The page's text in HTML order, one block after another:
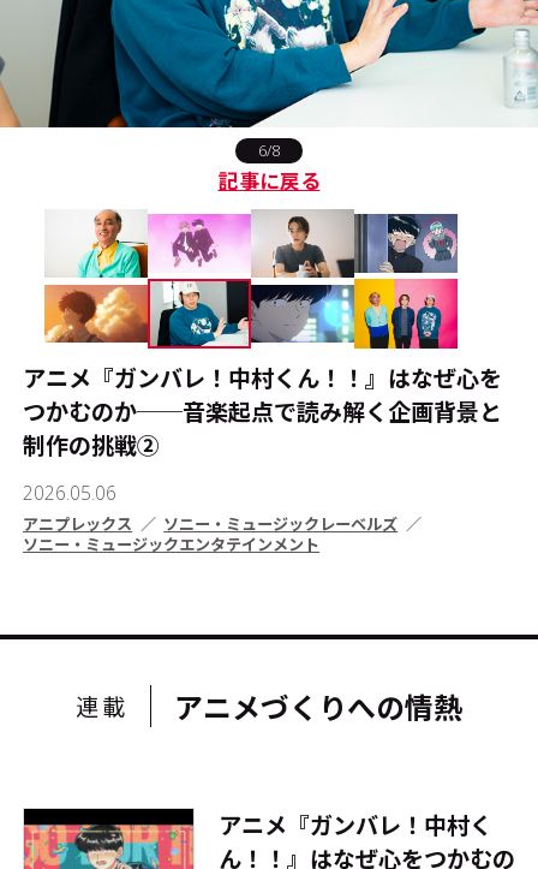
#エンタメ業界のちょっといい話
#リクルート
運営会社 プライバシーポリシー
本サイトご利用にあたって
6/8
記事に戻る
アニメ『ガンバレ！中村くん！！』はなぜ心を
つかむのか──音楽起点で読み解く企画背景と
制作の挑戦②
2026.05.06
アニプレックス
ソニー・ミュージックレーベルズ
ソニー・ミュージックエンタテインメント
連載 アニメづくりへの情熱
アニメ『ガンバレ！中村く
ん！！』はなぜ心をつかむの